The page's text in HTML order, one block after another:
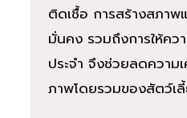
ติดเชื้อ การสร้างสภา
มั่นคง รวมถึงการให้คว
ประจำ จึงช่วยลดความ
ภาพโดยรวมของสัตว์เ